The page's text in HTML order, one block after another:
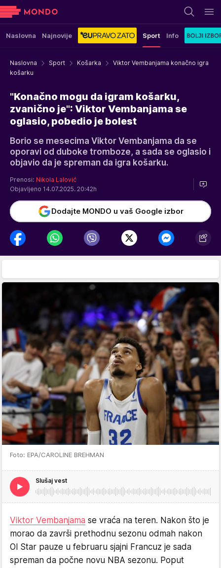
Naslovna Najnovije Sport Info
Naslovna Sport Košarka
Viktor Vembanjama konačno igra
košarku
"Konačno mogu da igram košarku,
zvanično je": Viktor Vembanjama se
oglasio, pobedio je bolest
Borio se mesecima Viktor Vembanjama da se
oporavi od duboke tromboze, a sada se oglasio i
objavio da je spreman da igra košarku.
Prenosi: Nikola Lalović
Objavljeno 14.07.2025. 20:42h
Dodajte MONDO u vaš Google izbor
Foto: EPA/CAROLINE BREHMAN
Slušaj vest
Viktor Vembanjama se vraća na teren. Nakon što je
morao da završi prethodnu sezonu odmah nakon
Ol Star pauze u februaru sjajni Francuz je sada
spreman da počne novu NBA sezonu. Poput